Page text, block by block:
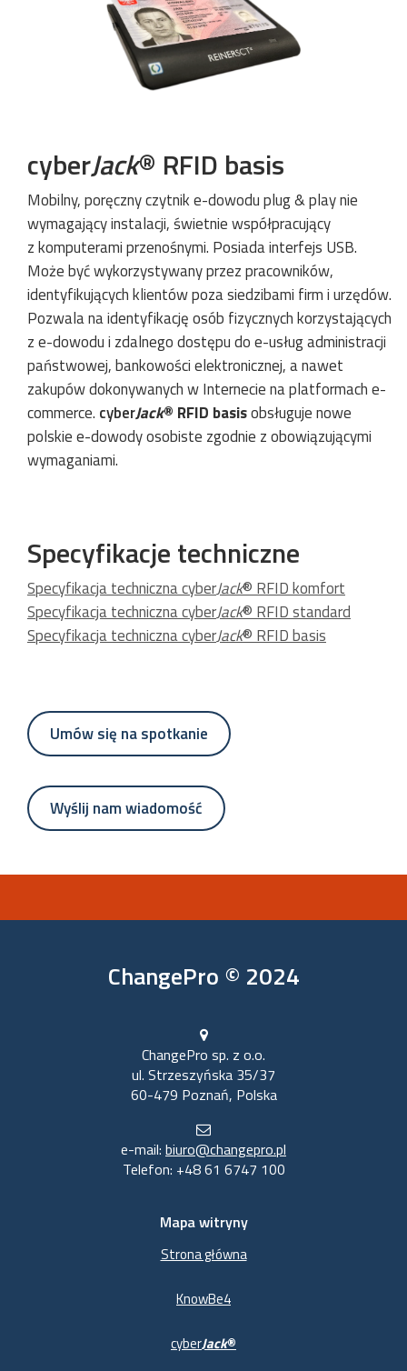
cyberJack® RFID basis
Mobilny, poręczny czytnik e-dowodu plug & play nie
wymagający instalacji, świetnie współpracujący
z komputerami przenośnymi. Posiada interfejs USB.
Może być wykorzystywany przez pracowników,
identyfikujących klientów poza siedzibami firm i urzędów.
Pozwala na identyfikację osób fizycznych korzystających
z e-dowodu i zdalnego dostępu do e-usług administracji
państwowej, bankowości elektronicznej, a nawet
zakupów dokonywanych w Internecie na platformach e-
commerce. cyberJack® RFID basisobsługuje nowe
polskie e-dowody osobiste zgodnie z obowiązującymi
wymaganiami.
Specyfikacje techniczne
Specyfikacja techniczna cyberJack® RFID komfort
Specyfikacja techniczna cyberJack® RFID standard
Specyfikacja techniczna cyberJack® RFID basis
Umów się na spotkanie
Wyślij nam wiadomość
ChangePro © 2024
ChangePro sp. z o.o.
ul. Strzeszyńska 35/37
60-479 Poznań, Polska
e-mail: biuro@changepro.pl
Telefon: +48 61 6747 100
Mapa witryny
Strona główna
KnowBe4
cyberJack®